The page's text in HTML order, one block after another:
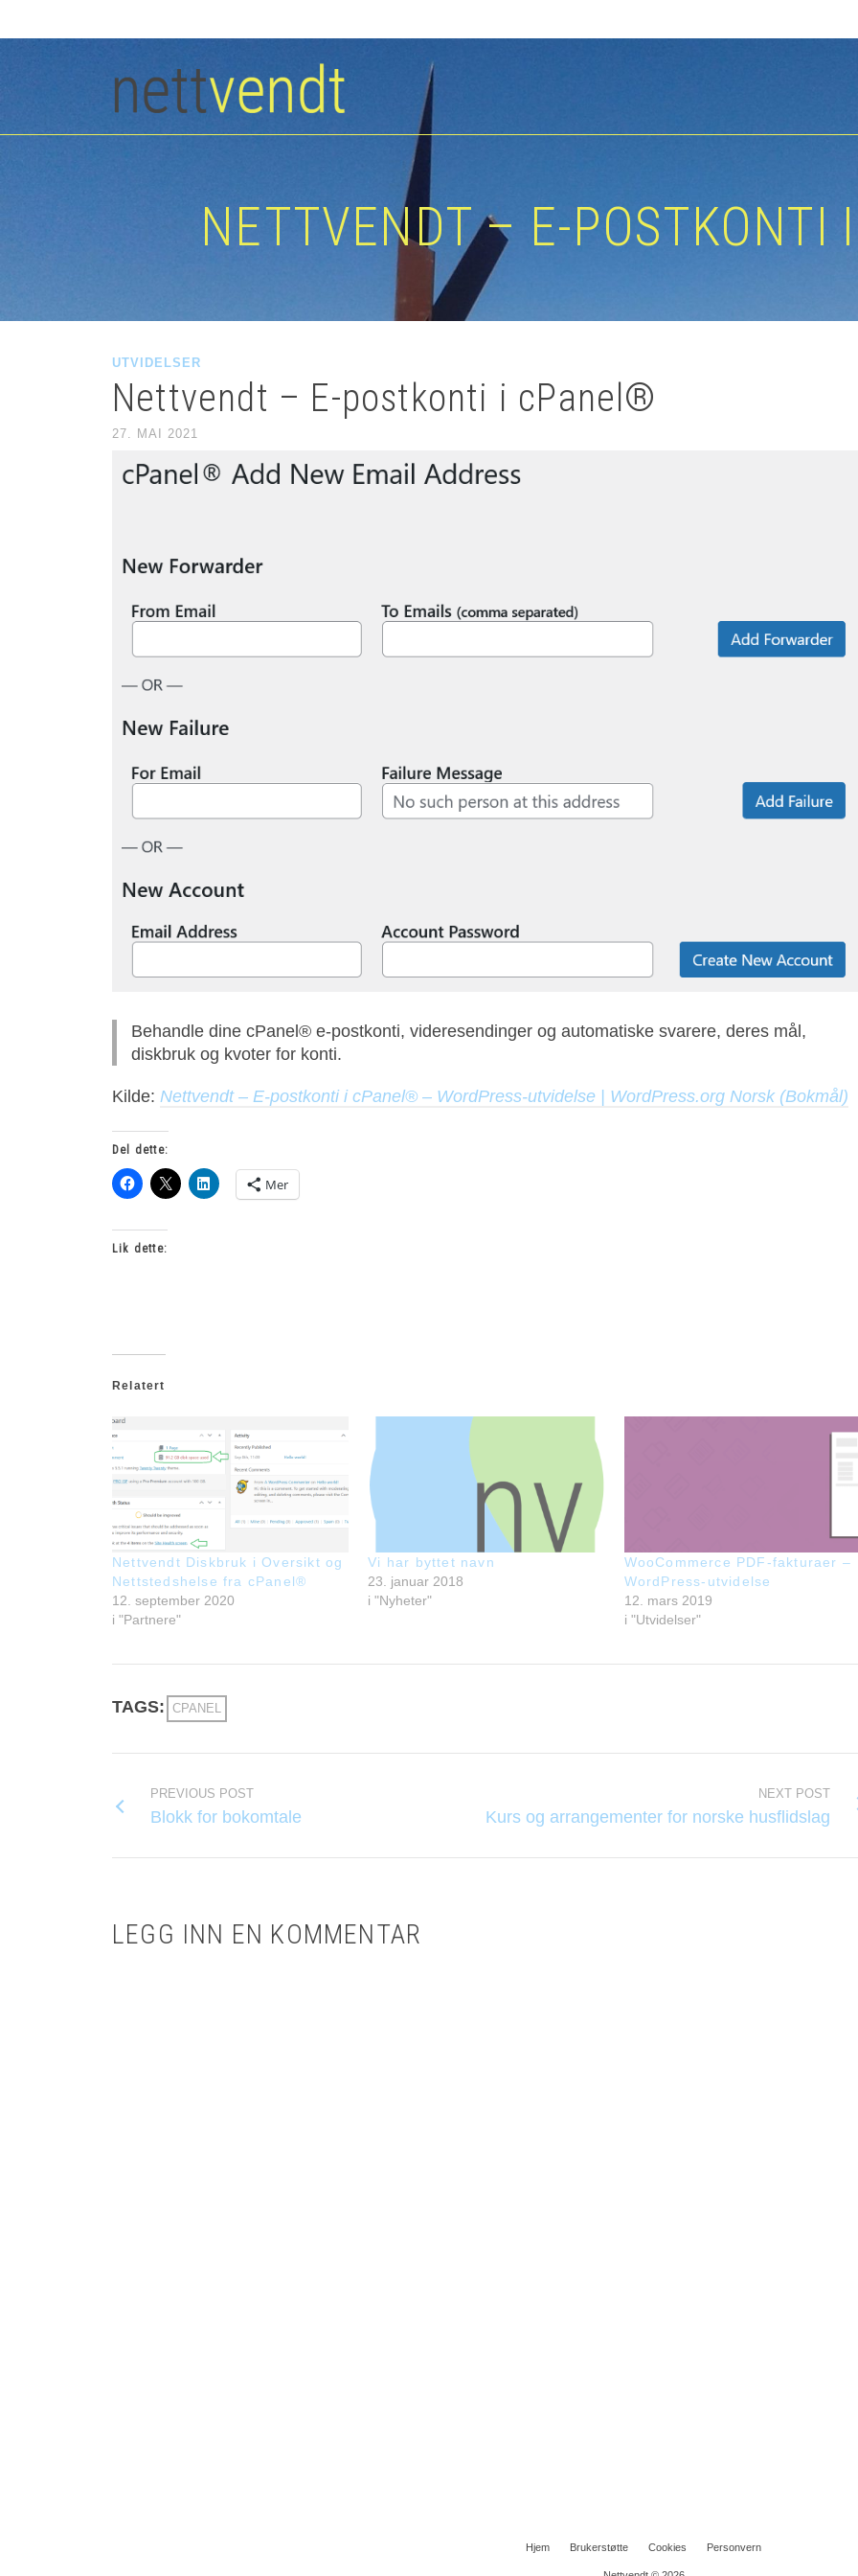
NETTVENDT – E-POSTKONTI
UTVIDELSER
Nettvendt – E-postkonti i cPanel®
27. MAI 2021
Behandle dine cPanel® e-postkonti, videresendinger og automatiske svarere, deres mål,
diskbruk og kvoter for konti.
Kilde: Nettvendt – E-postkonti i cPanel® – WordPress-utvidelse | WordPress.org Norsk (Bokmål)
Del dette:
Mer
Lik dette:
Relatert
Nettvendt Diskbruk i Oversikt og
Nettstedshelse fra cPanel®
12. september 2020
i "Partnere"
Vi har byttet navn
23. januar 2018
i "Nyheter"
WooCommerce PDF-fakturaer –
WordPress-utvidelse
12. mars 2019
i "Utvidelser"
TAGS: CPANEL
PREVIOUS POST
Blokk for bokomtale
NEXT POST
Kurs og arrangementer for norske husflidslag
LEGG INN EN KOMMENTAR
Hjem Brukerstøtte Cookies Personvern